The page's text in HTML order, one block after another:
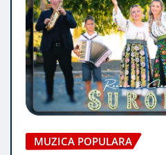
MUZICA POPULARA